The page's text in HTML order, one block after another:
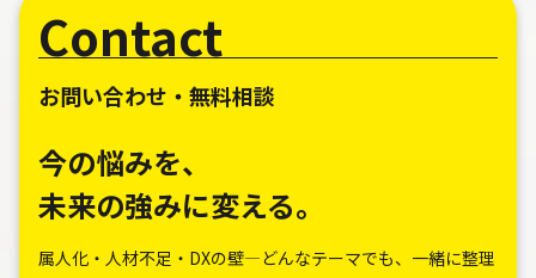
Contact
お問い合わせ・無料相談
今の悩みを、
未来の強みに変える。
属人化・人材不足・DXの壁―どんなテーマでも、一緒に整理